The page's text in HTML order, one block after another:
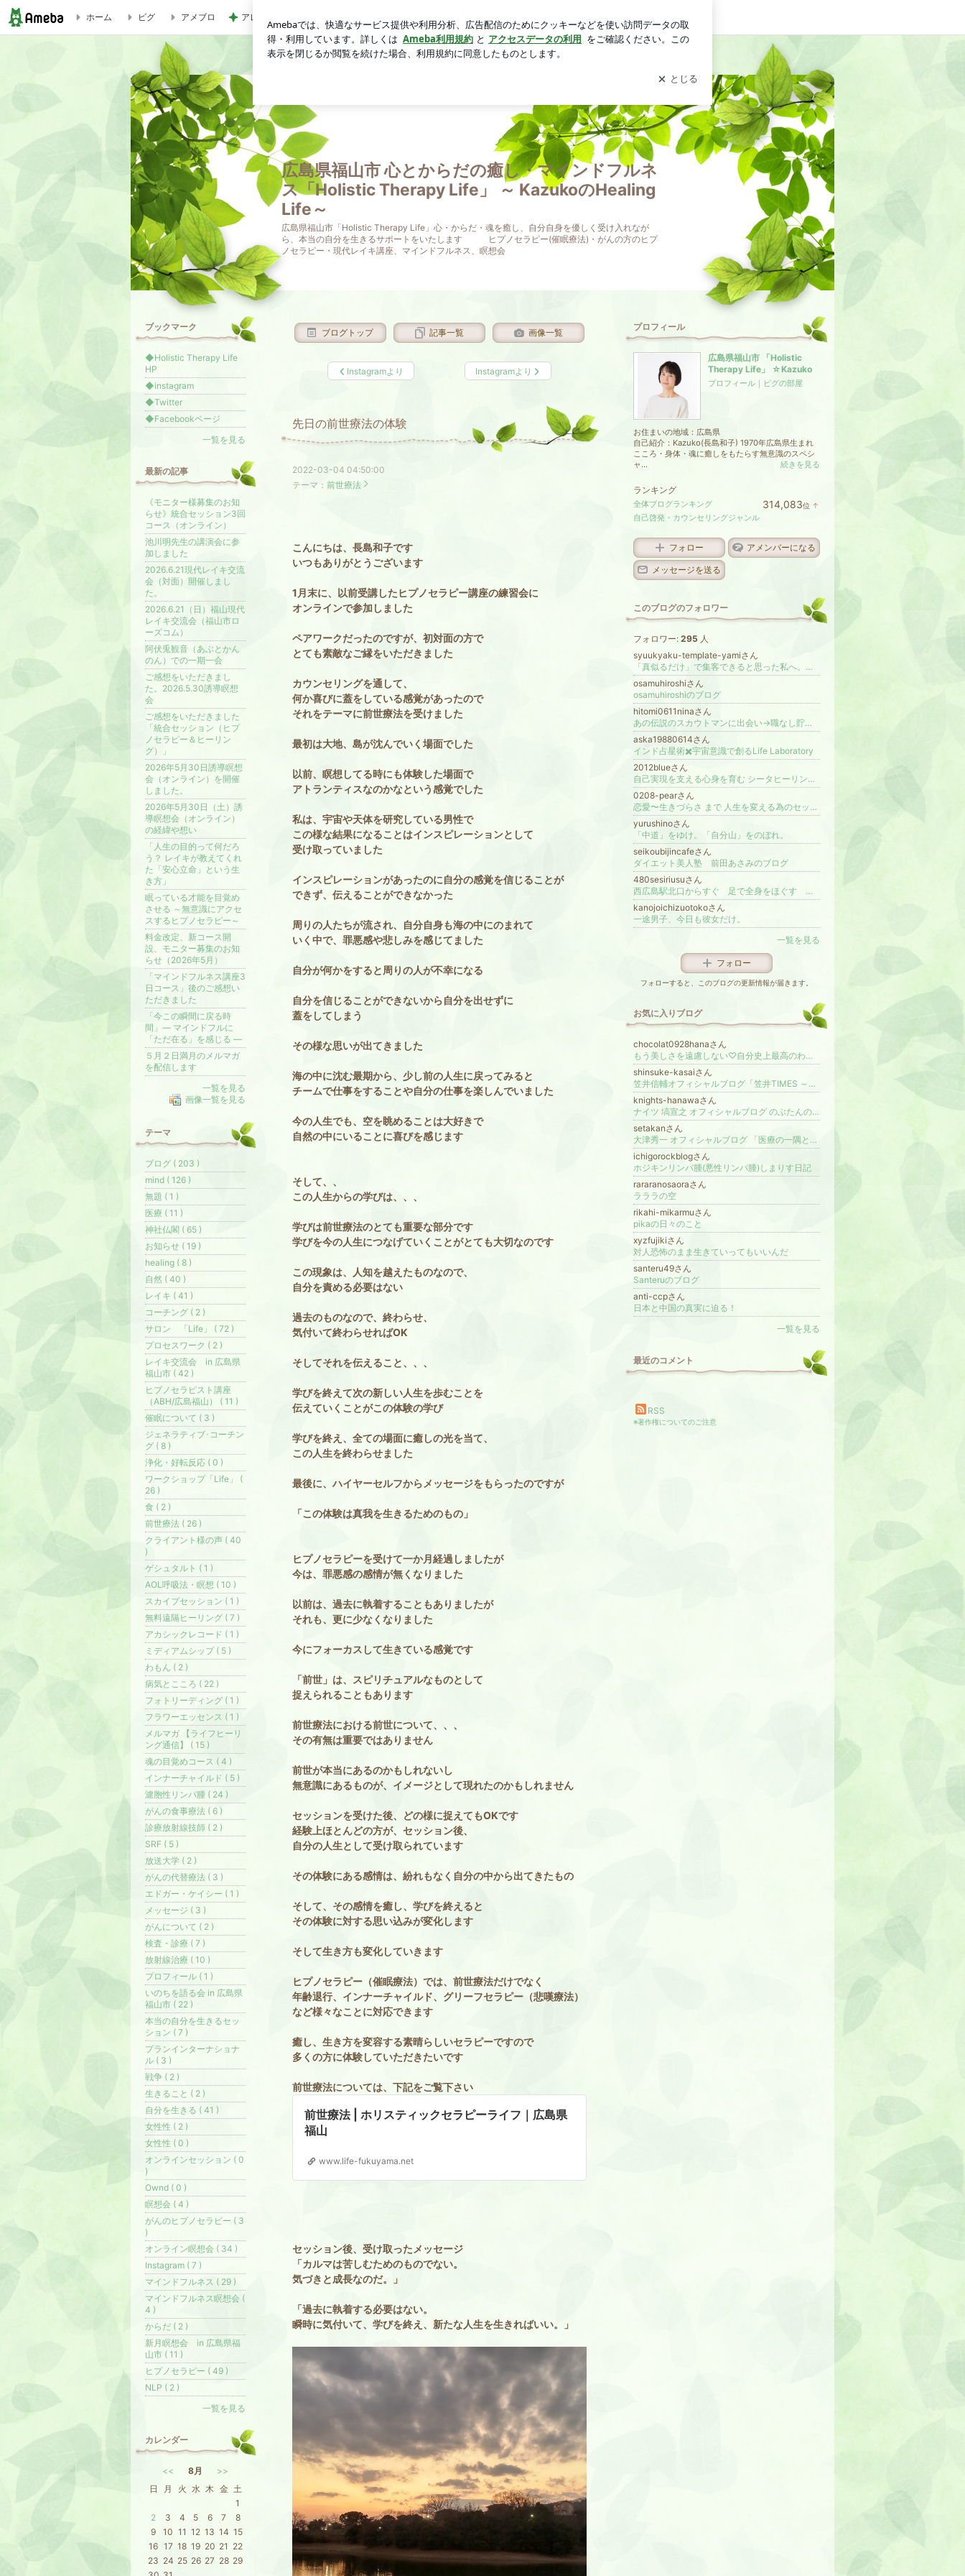
先日の前世療法の体験 | 広島県福山市 心とからだの癒し・マインドフルネス「Holistic Therapy Life」 ～ KazukoのHealing Life～
ホーム ピグ アメブロ アレク 8歳息子の試合での勇気 ログイン
広島県福山市 心とからだの癒し・マインドフルネ
ス「Holistic Therapy Life」 ～ KazukoのHealing
Life～
広島県福山市「Holistic Therapy Life」心・からだ・魂を癒し、自分自身を優しく受け入れなが
ら、本当の自分を生きるサポートをいたします ヒプノセラピー(催眠療法)・がんの方のヒプ
ノセラピー・現代レイキ講座、マインドフルネス、瞑想会
ブログトップ 記事一覧 画像一覧
Instagramより Instagramより
先日の前世療法の体験
2022-03-04 04:50:00
テーマ： 前世療法
こんにちは、長島和子です
いつもありがとうございます
1月末に、以前受講したヒプノセラピー講座の練習会に
オンラインで参加しました
ペアワークだったのですが、初対面の方で
とても素敵なご縁をいただきました
カウンセリングを通して、
何か喜びに蓋をしている感覚があったので
それをテーマに前世療法を受けました
最初は大地、島が沈んでいく場面でした
以前、瞑想してる時にも体験した場面で
アトランティスなのかなという感覚でした
私は、宇宙や天体を研究している男性で
この様な結果になることはインスピレーションとして
受け取っていました
インスピレーションがあったのに自分の感覚を信じることが
できず、伝えることができなかった
周りの人たちが流され、自分自身も海の中にのまれて
いく中で、罪悪感や悲しみを感じてました
自分が何かをすると周りの人が不幸になる
自分を信じることができないから自分を出せずに
蓋をしてしまう
その様な思いが出てきました
海の中に沈む最期から、少し前の人生に戻ってみると
チームで仕事をすることや自分の仕事を楽しんでいました
今の人生でも、空を眺めることは大好きで
自然の中にいることに喜びを感じます
そして、、
この人生からの学びは、、、
学びは前世療法のとても重要な部分です
学びを今の人生につなげていくことがとても大切なのです
この現象は、人知を越えたものなので、
自分を責める必要はない
過去のものなので、終わらせ、
気付いて終わらせればOK
そしてそれを伝えること、、、
学びを終えて次の新しい人生を歩むことを
伝えていくことがこの体験の学び
学びを終え、全ての場面に癒しの光を当て、
この人生を終わらせました
最後に、ハイヤーセルフからメッセージをもらったのですが
「この体験は真我を生きるためのもの」
ヒプノセラピーを受けて一か月経過しましたが
今は、罪悪感の感情が無くなりました
以前は、過去に執着することもありましたが
それも、更に少なくなりました
今にフォーカスして生きている感覚です
「前世」は、スピリチュアルなものとして
捉えられることもあります
前世療法における前世について、、、
その有無は重要ではありません
前世が本当にあるのかもしれないし
無意識にあるものが、イメージとして現れたのかもしれません
セッションを受けた後、どの様に捉えてもOKです
経験上ほとんどの方が、セッション後、
自分の人生として受け取られています
その体験にある感情は、紛れもなく自分の中から出てきたもの
そして、その感情を癒し、学びを終えると
その体験に対する思い込みが変化します
そして生き方も変化していきます
ヒプノセラピー（催眠療法）では、前世療法だけでなく
年齢退行、インナーチャイルド、グリーフセラピー（悲嘆療法）
など様々なことに対応できます
癒し、生き方を変容する素晴らしいセラピーですので
多くの方に体験していただきたいです
前世療法については、下記をご覧下さい
前世療法 | ホリスティックセラピーライフ｜広島県
福山
www.life-fukuyama.net
セッション後、受け取ったメッセージ
「カルマは苦しむためのものでない。
気づきと成長なのだ。」
「過去に執着する必要はない。
瞬時に気付いて、学びを終え、新たな人生を生きればいい。」
プロフィール
広島県福山市 「Holistic
Therapy Life」 ☆Kazuko
プロフィール ｜ ピグの部屋
お住まいの地域： 広島県
自己紹介：Kazuko(長島和子) 1970年広島県生まれ
こころ・身体・魂に癒しをもたらす無意識のスペシ
ャ...
続きを見る
ランキング
全体ブログランキング 314,083位 ↑
ン
グ
自己啓発・カウンセリングジャンル
フォロー アメンバーになる
メッセージを送る
このブログのフォロワー
フォロワー: 295 人
syuukyaku-template-yamiさん
「真似るだけ」で集客できると思った私へ。売れなくても、売れても、集客テンプレートの先は地獄でした。
osamuhiroshiさん
osamuhiroshiのブログ
hitomi0611ninaさん
あの伝説のスカウトマンに出会い→職なし貯金なしから美道家という美しい人生に好転♡
aska19880614さん
インド占星術✖️宇宙意識で創るLife Laboratory
2012blueさん
自己実現を支える心身を育む シータヒーリング/マクロビオティック 溝上寿子【兵庫西宮 大阪 オンライン】
0208-pearさん
恋愛〜生きづらさ まで 人生を変える為のセッション アダルトチルドレンからの回復にも対応します
yurushinoさん
「中道」をゆけ。「自分山」をのぼれ。
seikoubijincafeさん
ダイエット美人塾 前田あさみのブログ
480sesiriusuさん
西広島駅北口からすぐ 足で全身をほぐす しあわせサロンしりうす
kanojoichizuotokoさん
一途男子、今日も彼女だけ。
一覧を見る
フォロー
フォローすると、このブログの更新情報が届きます。
お気に入りブログ
chocolat0928hanaさん
もう美しさを遠慮しない♡自分史上最高のわたしに会いに行く amical®bodycareトレーナー長嶺香織@広島
shinsuke-kasaiさん
笠井信輔オフィシャルブログ「笠井TIMES ～人生プラマイゼロがちょうどいい～」Powered by Ameba
knights-hanawaさん
ナイツ 塙宣之 オフィシャルブログ のぶたんの「ヤホー」で調べました by Ameba
setakanさん
大津秀一 オフィシャルブログ 「医療の一隅と、人の生を照らす」 Powered by Ameba
ichigorockblogさん
ホジキンリンパ腫(悪性リンパ腫)しまりす日記
rararanosaoraさん
ラララの空
rikahi-mikarmuさん
pikaの日々のこと
xyzfujikiさん
対人恐怖のまま生きていってもいいんだ
santeru49さん
Santeruのブログ
anti-ccpさん
日本と中国の真実に迫る！
一覧を見る
最近のコメント
RSS
※著作権についてのご注意
ブックマーク
◆Holistic Therapy Life
HP
◆instagram
◆Twitter
◆Facebookベージ
一覧を見る
最新の記事
《モニター様募集のお知
らせ》統合セッション3回
コース（オンライン）
池川明先生の講演会に参
加しました
2026.6.21現代レイキ交流
会（対面）開催しまし
た。
2026.6.21（日）福山現代
レイキ交流会（福山市ロ
ーズコム）
阿伏兎観音（あぶとかん
のん）での一期一会
ご感想をいただきまし
た。2026.5.30誘導瞑想
会
ご感想をいただきました
「統合セッション（ヒプ
ノセラピー＆ヒーリン
グ）」
2026年5月30日誘導瞑想
会（オンライン）を開催
しました。
2026年5月30日（土）誘
導瞑想会（オンライン）
の経緯や想い
「人生の目的って何だろ
う？ レイキが教えてくれ
た「安心立命」という生
き方」
眠っている才能を目覚め
させる ～無意識にアクセ
スするヒプノセラピー～
料金改定、新コース開
設、モニター募集のお知
らせ（2026年5月）
「マインドフルネス講座3
日コース」後のご感想い
ただきました
「今この瞬間に戻る時
間」― マインドフルに
「ただ在る」を感じる ―
５月２日満月のメルマガ
を配信します
一覧を見る
画像一覧を見る
テーマ
ブログ ( 203 )
mind ( 126 )
無題 ( 1 )
医療 ( 11 )
神社仏閣 ( 65 )
お知らせ ( 19 )
healing ( 8 )
自然 ( 40 )
レイキ ( 41 )
コーチング ( 2 )
サロン 「Life」 ( 72 )
プロセスワーク ( 2 )
レイキ交流会 in 広島県
福山市 ( 42 )
ヒプノセラピスト講座
（ABH/広島福山） ( 11 )
催眠について ( 3 )
ジェネラティブ･コーチン
グ ( 8 )
浄化・好転反応 ( 0 )
ワークショップ「Life」 (
26 )
食 ( 2 )
前世療法 ( 26 )
クライアント様の声 ( 40
)
ゲシュタルト ( 1 )
AOL呼吸法・瞑想 ( 10 )
スカイプセッション ( 1 )
無料遠隔ヒーリング ( 7 )
アカシックレコード ( 1 )
ミディアムシップ ( 5 )
わもん ( 2 )
病気とこころ ( 22 )
フォトリーディング ( 1 )
フラワーエッセンス ( 1 )
メルマガ 【ライフヒーリ
ング通信】 ( 15 )
魂の目覚めコース ( 4 )
インナーチャイルド ( 5 )
濾胞性リンパ腫 ( 24 )
がんの食事療法 ( 6 )
診療放射線技師 ( 2 )
SRF ( 5 )
放送大学 ( 2 )
がんの代替療法 ( 3 )
エドガー・ケイシー ( 1 )
メッセージ ( 3 )
がんについて ( 2 )
検査・診療 ( 7 )
放射線治療 ( 10 )
プロフィール ( 1 )
いのちを語る会 in 広島県
福山市 ( 22 )
本当の自分を生きるセッ
ション ( 7 )
プランインターナショナ
ル ( 3 )
戦争 ( 2 )
生きること ( 2 )
自分を生きる ( 41 )
女性性 ( 2 )
女性性 ( 0 )
オンラインセッション ( 0
)
Ownd ( 0 )
瞑想会 ( 4 )
がんのヒプノセラピー ( 3
)
オンライン瞑想会 ( 34 )
Instagram ( 7 )
マインドフルネス ( 29 )
マインドフルネス瞑想会 (
4 )
からだ ( 2 )
新月瞑想会 in 広島県福
山市 ( 11 )
ヒプノセラピー ( 49 )
NLP ( 2 )
一覧を見る
カレンダー
<< 8月
>>
日
月 火 水 木 金 土
1
2
3 4 5 6 7
8
9
10 11 12 13 14 15
16 17 18 19 20 21 22
23 24 25 26 27 28 29